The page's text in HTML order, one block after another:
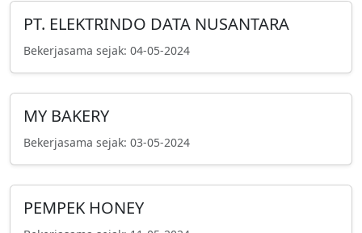
PT. ELEKTRINDO DATA NUSANTARA
Bekerjasama sejak: 04-05-2024
MY BAKERY
Bekerjasama sejak: 03-05-2024
PEMPEK HONEY